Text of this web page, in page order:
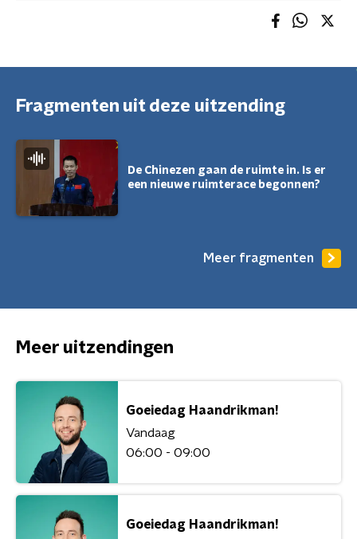
Fragmenten uit deze uitzending
De Chinezen gaan de ruimte in. Is er
een nieuwe ruimterace begonnen?
Meer fragmenten
Meer uitzendingen
Goeiedag Haandrikman!
Vandaag
06:00 - 09:00
Goeiedag Haandrikman!